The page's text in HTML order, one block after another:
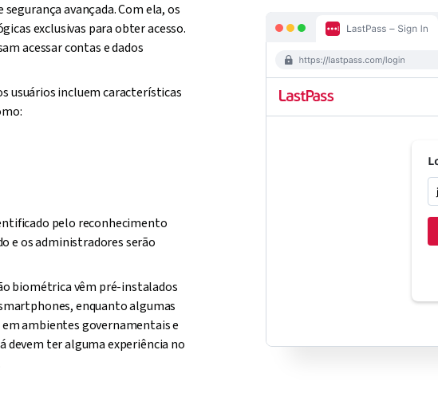
avançada. Com ela, os
exclusivas para obter acesso.
acessar contas e dados
usuários incluem características
pelo reconhecimento
e os administradores serão
biométrica vêm pré-instalados
enquanto algumas
ambientes governamentais e
devem ter alguma experiência no